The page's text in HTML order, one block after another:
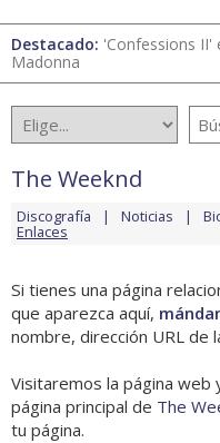
Destacado: 'Confessions II'
Madonna
The Weeknd
Discografía Noticias
Enlaces
Si tienes una página
que aparezca aquí,
nombre, dirección URL de
Visitaremos la página web
página principal de The
tu página.